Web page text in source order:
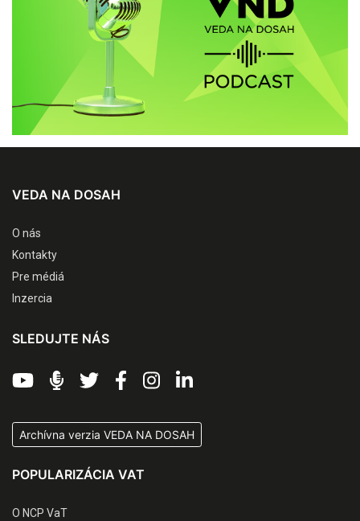
VEDA NA DOSAH
O nás
Kontakty
Pre médiá
Inzercia
SLEDUJTE NÁS
Archívna verzia VEDA NA DOSAH
POPULARIZÁCIA VAT
O NCP VaT